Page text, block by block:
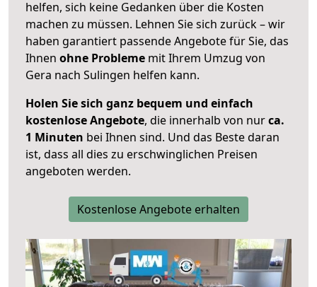
helfen, sich keine Gedanken über die Kosten
machen zu müssen. Lehnen Sie sich zurück – wir
haben garantiert passende Angebote für Sie, das
Ihnen ohne Probleme mit Ihrem Umzug von
Gera nach Sulingen helfen kann.
Holen Sie sich ganz bequem und einfach
kostenlose Angebote, die innerhalb von nurca.
1 Minuten bei Ihnen sind. Und das Beste daran
ist, dass all dies zu erschwinglichen Preisen
angeboten werden.
Kostenlose Angebote erhalten